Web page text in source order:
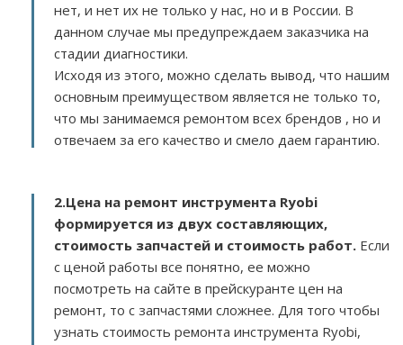
нет, и нет их не только у нас, но и в России. В
данном случае мы предупреждаем заказчика на
стадии диагностики.
Исходя из этого, можно сделать вывод, что нашим
основным преимуществом является не только то,
что мы занимаемся ремонтом всех брендов , но и
отвечаем за его качество и смело даем гарантию.
2.Цена на ремонт инструмента Ryobi
формируется из двух составляющих,
стоимость запчастей и стоимость работ. Если
с ценой работы все понятно, ее можно
посмотреть на сайте в прейскуранте цен на
ремонт, то с запчастями сложнее. Для того чтобы
узнать стоимость ремонта инструмента Ryobi,